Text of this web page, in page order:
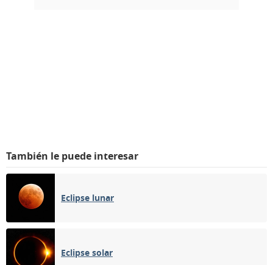
También le puede interesar
Eclipse lunar
Eclipse solar